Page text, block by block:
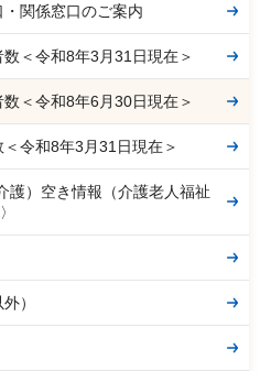
関係窓口のご案内
＜令和8年3月31日現在＞
＜令和8年6月30日現在＞
令和8年3月31日現在＞
護）空き情報（介護老人福祉
）